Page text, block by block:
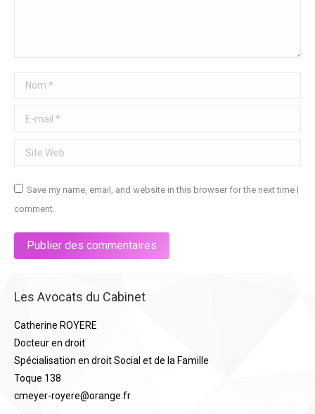
Nom *
E-mail *
Site Web
Save my name, email, and website in this browser for the next time I
comment.
Publier des commentaires
Les Avocats du Cabinet
Catherine ROYERE
Docteur en droit
Spécialisation en droit Social et de la Famille
Toque 138
cmeyer-royere@orange.fr